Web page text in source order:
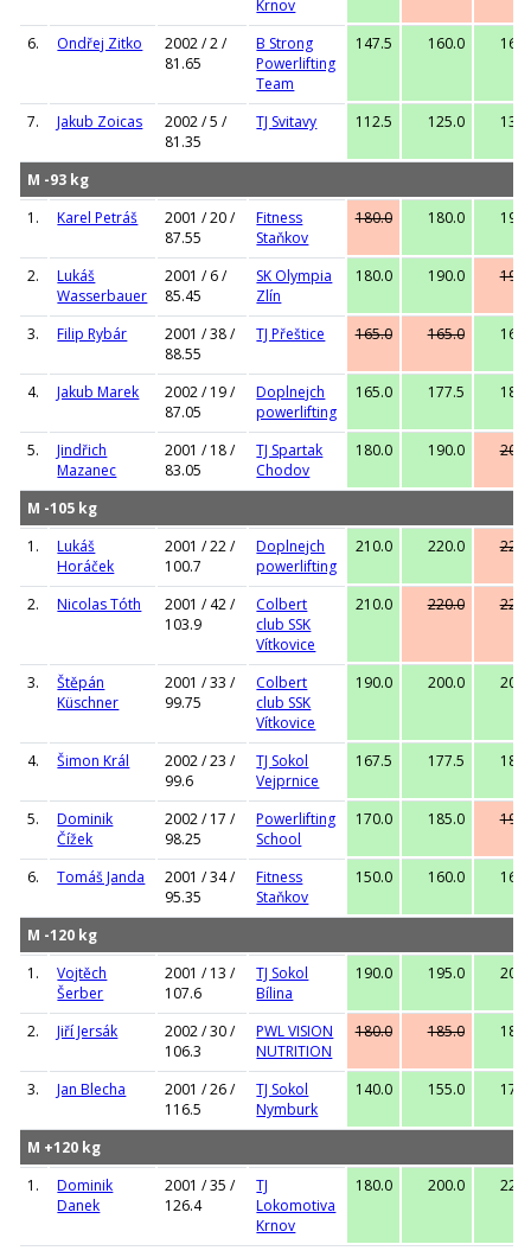
Krnov
6.
Ondřej Zitko
2002 / 2 /
81.65
B Strong
Powerlifting
Team
147.5 160.0
7. Jakub Zoicas
2002 / 5 /
81.35
TJ Svitavy 112.5 125.0
M -93 kg
1.
Karel Petráš
2001 / 20 /
87.55
Fitness
Staňkov
180.0 180.0
2.
Lukáš
Wasserbauer
2001 / 6 /
85.45
SK Olympia
Zlín
180.0 190.0
3. Filip Rybár
2001 / 38 /
88.55
TJ Přeštice 165.0 165.0
4. Jakub Marek
2002 / 19 /
87.05
Doplnejch
powerlifting
165.0 177.5
5.
Jindřich
Mazanec
2001 / 18 /
83.05
TJ Spartak
Chodov
180.0 190.0
M -105 kg
1.
Lukáš
Horáček
2001 / 22 /
100.7
Doplnejch
powerlifting
210.0 220.0
2. Nicolas Tóth
2001 / 42 /
103.9
Colbert
club SSK
Vítkovice
210.0 220.0
3.
Štěpán
Küschner
2001 / 33 /
99.75
Colbert
club SSK
Vítkovice
190.0 200.0
4. Šimon Král
2002 / 23 /
99.6
TJ Sokol
Vejprnice
167.5 177.5
5.
Dominik
Čížek
2002 / 17 /
98.25
Powerlifting
School
170.0 185.0
6. Tomáš Janda
2001 / 34 /
95.35
Fitness
Staňkov
150.0 160.0
M -120 kg
1.
Vojtěch
Šerber
2001 / 13 /
107.6
TJ Sokol
Bílina
190.0 195.0
2. Jiří Jersák
2002 / 30 /
106.3
PWL VISION
NUTRITION
180.0 185.0
3. Jan Blecha
2001 / 26 /
116.5
TJ Sokol
Nymburk
140.0 155.0
M +120 kg
1.
Dominik
Danek
2001 / 35 /
126.4
TJ
Lokomotiva
Krnov
180.0 200.0